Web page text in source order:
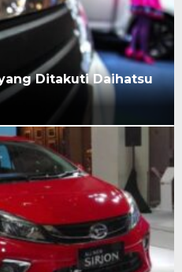
Ditakuti Daihatsu